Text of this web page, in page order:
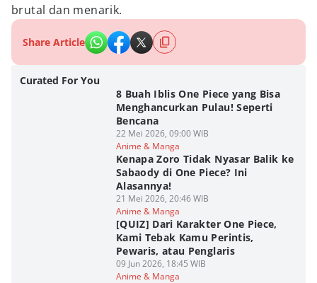
brutal dan menarik.
Share Article
Curated For You
8 Buah Iblis One Piece yang Bisa
Menghancurkan Pulau! Seperti
Bencana
22 Mei 2026, 09:00 WIB
Anime & Manga
Kenapa Zoro Tidak Nyasar Balik ke
Sabaody di One Piece? Ini
Alasannya!
21 Mei 2026, 20:46 WIB
Anime & Manga
[QUIZ] Dari Karakter One Piece,
Kami Tebak Kamu Perintis,
Pewaris, atau Penglaris
09 Jun 2026, 18:45 WIB
Anime & Manga